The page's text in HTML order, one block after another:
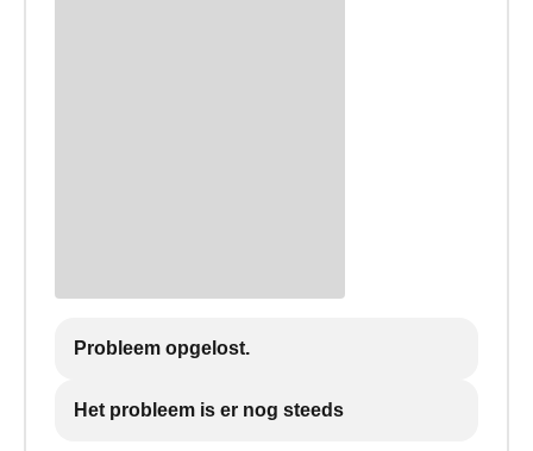
Probleem opgelost.
Het probleem is er nog steeds